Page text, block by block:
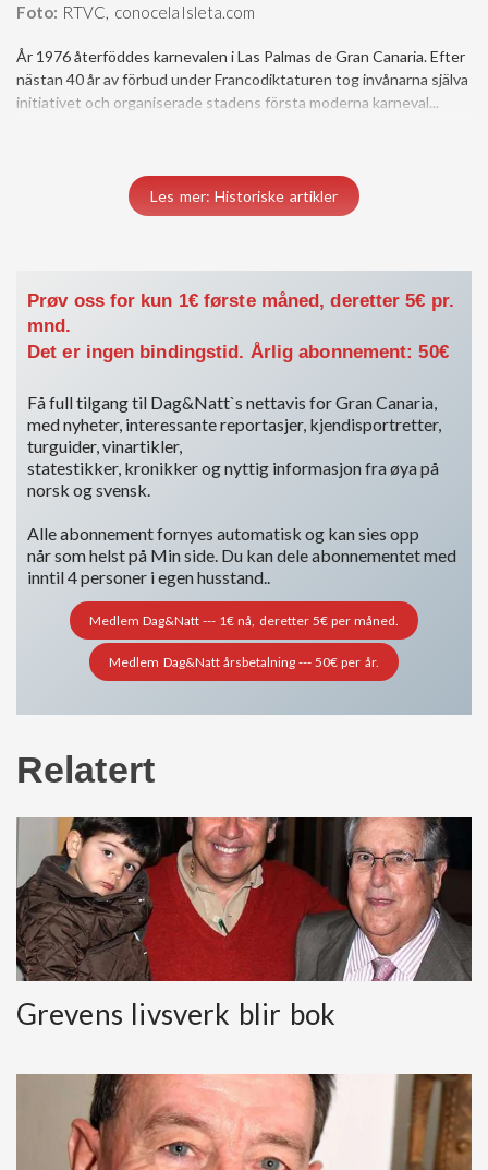
Foto: RTVC, conocelaIsleta.com
År 1976 återföddes karnevalen i Las Palmas de Gran Canaria. Efter
nästan 40 år av förbud under Francodiktaturen tog invånarna själva
initiativet och organiserade stadens första moderna karneval...
Les mer: Historiske artikler
Prøv oss for kun 1€ første måned, deretter 5€ pr.
mnd.
Det er ingen bindingstid. Årlig abonnement: 50€
Få full tilgang til Dag&Natt`s nettavis for Gran Canaria,
med nyheter, interessante reportasjer, kjendisportretter,
turguider, vinartikler,
statestikker, kronikker og nyttig informasjon fra øya på
norsk og svensk.
Alle abonnement fornyes automatisk og kan sies opp
når som helst på Min side. Du kan dele abonnementet med
inntil 4 personer i egen husstand..
Medlem Dag&Natt --- 1€ nå, deretter 5€ per måned.
Medlem Dag&Natt årsbetalning --- 50€ per år.
Relatert
Grevens livsverk blir bok